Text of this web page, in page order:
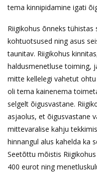
tema kinnipidamine igati
Riigikohus õnneks
kohtuotsused ning asus
taunitav. Riigikohus
haldusmenetluse toiming,
mitte kellelegi vahetut
oli tema kainenema
selgelt õigusvastane.
asjaolus, et õigusvastane
mittevaralise kahju
hinnangul alus kahelda ka
Seetõttu mõistis
400 eurot ning